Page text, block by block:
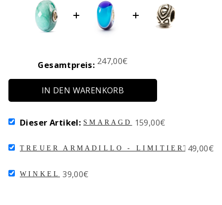
Gesamtpreis: Price
247,00€
IN DEN WARENKORB
SELECT
BUNDLE
Dieser Artikel: SMARAGD Price
159,00€
SELECT
-
TREUER ARMADILLO - LIMITIERTEPrice
49,00€
SELECT
WINKEL Price
39,00€